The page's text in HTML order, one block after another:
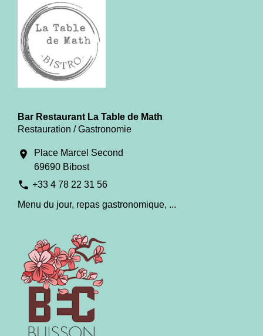
Bar Restaurant La Table de Math
Restauration / Gastronomie
location_on
Place Marcel Second
69690 Bibost
phone +33 4 78 22 31 56
Menu du jour, repas gastronomique, ...